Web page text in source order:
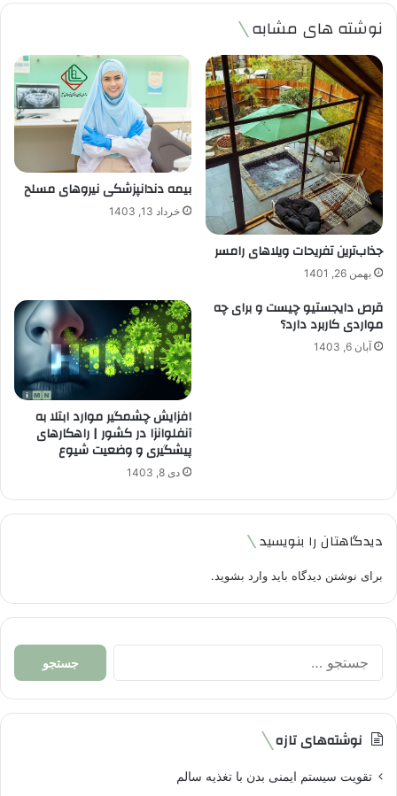
نوشته های مشابه
جذاب‌ترین تفریحات ویلاهای رامسر
بهمن 26, 1401
بیمه دندانپزشکی نیروهای مسلح
خرداد 13, 1403
قرص دایجستیو چیست و برای چه
مواردی کاربرد دارد؟
آبان 6, 1403
افزایش چشمگیر موارد ابتلا به
آنفلوانزا در کشور | راهکارهای
پیشگیری و وضعیت شیوع
دی 8, 1403
دیدگاهتان را بنویسید
برای نوشتن دیدگاه باید وارد بشوید.
جستجو
نوشته‌های تازه
تقویت سیستم ایمنی بدن با تغذیه سالم